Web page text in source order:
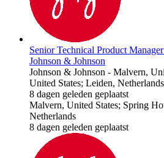
Senior Technical Product
Johnson & Johnson
Johnson & Johnson - Malvern,
United States; Leiden, Netherlands
8 dagen geleden geplaatst
Malvern, United States; Spring
Netherlands
8 dagen geleden geplaatst